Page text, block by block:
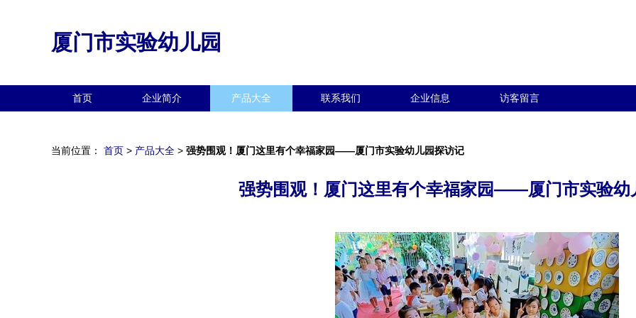
厦门市实验幼儿园
首页 企业简介 产品大全 联系我们 企业信息 访客留言
当前位置： 首页 > 产品大全 > 强势围观！厦门这里有个幸福家园——厦门市实验幼儿园探访记
强势围观！厦门这里有个幸福家园——厦门市实验幼